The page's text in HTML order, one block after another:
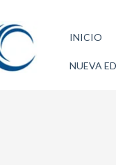
INICIO
NUEVA